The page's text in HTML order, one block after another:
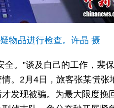
物品进行检查。许晶 摄
。”谈及自己的工作，裴
。2月4日，旅客张某慌张
发现被骗。为最大限度挽